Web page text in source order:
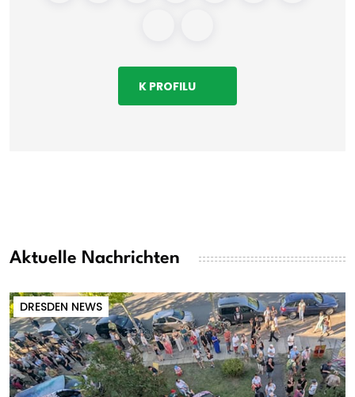
K PROFILU
Aktuelle Nachrichten
DRESDEN NEWS